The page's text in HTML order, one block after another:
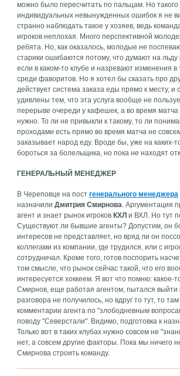
можно было пересчитать по пальцам. Но такого
индивидуальных невынужденных ошибок я не
странно наблюдать такое у хозяев, ведь
игроков неплохая. Много перспективной
ребята. Но, как оказалось, молодые не
старики ошибаются потому, что думают на
если в каком-то клубе и назревают изменения
среди фаворитов. Но я хотел бы сказать про
действует система заказа еды прямо к месту, и
удивлены тем, что эта услуга вообще не
перерыве очереди у кафешек, а во время матча
нужно. То ли не привыкли к такому, то ли
проходами есть прямо во время матча не
заказывает народ еду. Вроде бы, уже на каких-
бороться за болельщика, но пока не находят
ГЕНЕРАЛЬНЫЙ МЕНЕДЖЕР
В Череповце на постгенерального менеджера
назначилиДмитрия Смирнова. Аргументация
агент и знает рынок игроков КХЛ и ВХЛ. Но тут
Существуют ли бывшие агенты? Допустим, он
интересов не представляет, но вряд ли он
коллегами из компании, где трудился, или с
сотрудничал. Кроме того, готов поспорить
том смысле, что рынок сейчас такой, что его
интересуется хоккеем. Я вот что помню: какое-
Смирнов, еще работая агентом, пытался выйти
разговора не получилось, но вдруг то тут, то
комментарии агента по "злободневным
поводу "Северстали". Видимо, подготовка к
Только вот в таких клубах нужно совсем не
нет, а совсем другие факторы. Пока мы ничего
Смирнова строить команду.